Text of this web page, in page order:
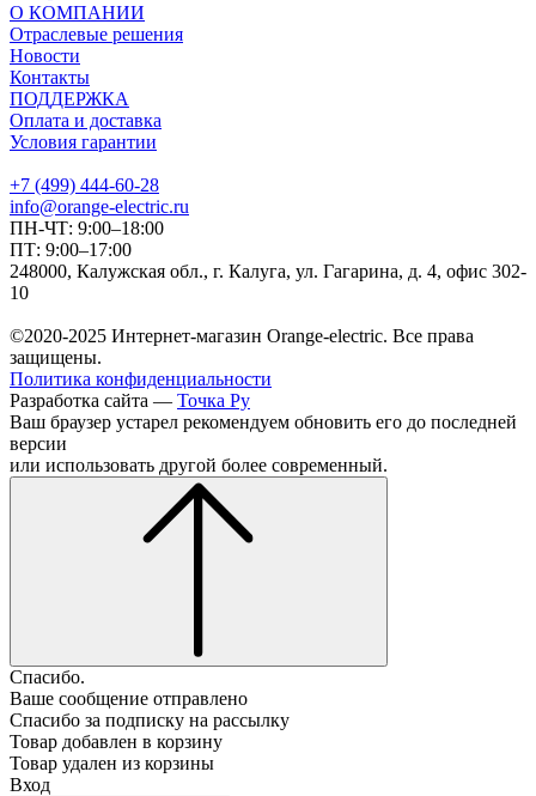
О КОМПАНИИ
Отраслевые решения
Новости
Контакты
ПОДДЕРЖКА
Оплата и доставка
Условия гарантии
+7 (499) 444-60-28
info@orange-electric.ru
ПН-ЧТ: 9:00–18:00
ПТ: 9:00–17:00
248000, Калужская обл., г. Калуга, ул. Гагарина, д. 4, офис 302-
10
©2020-2025 Интернет-магазин Orange-electric. Все права
защищены.
Политика конфиденциальности
Разработка сайта — Точка Ру
Ваш браузер устарел рекомендуем обновить его до последней
версии
или использовать другой более современный.
Спасибо.
Ваше сообщение отправлено
Спасибо за подписку на рассылку
Товар добавлен в корзину
Товар удален из корзины
Вход